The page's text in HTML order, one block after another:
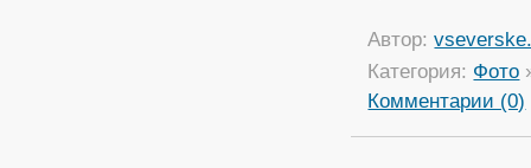
Автор:
Категория: Фото
Комментарии (0)